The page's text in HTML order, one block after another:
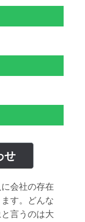
せ
会社の存在
す。どんな
言うのは大